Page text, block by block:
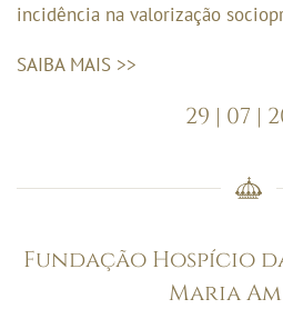
incidência na valorização
SAIBA MAIS >>
29 | 07 |
Fundação Hospício
Maria